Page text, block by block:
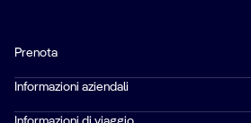
Prenota
Informazioni aziendali